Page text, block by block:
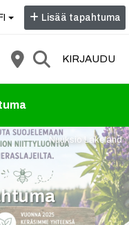
Lisää tapahtuma
KIRJAUDU
Nuuksio Lakeland